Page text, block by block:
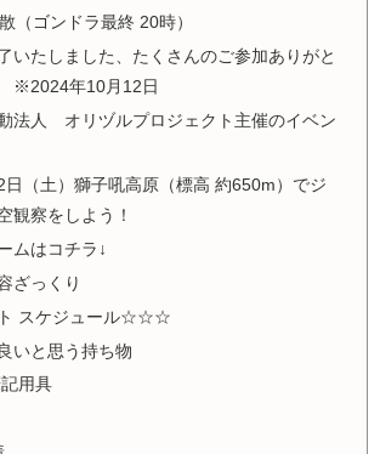
（ゴンドラ最終 20時）
いたしました、たくさんのご参加ありがと
※2024年10月12日
法人 オリヅルプロジェクト主催のイベン
日（土）獅子吼高原（標高 約650m）でジ
観察をしよう！
ムはコチラ↓
ざっくり
スケジュール☆☆☆
いと思う持ち物
用具